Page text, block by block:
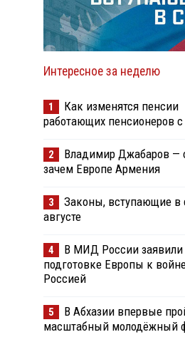
Интересное за неделю
1
Как изменятся пенсии
работающих пенсионеров с
2
Владимир Джабаров —
зачем Европе Армения
3
Законы, вступающие в
августе
4
В МИД России заявили
подготовке Европы к
Россией
5
В Абхазии впервые
масштабный молодёжный